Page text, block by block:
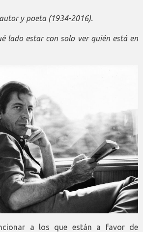
y poeta (1934-2016).
lado estar con solo ver quién está en
a los que están a favor de